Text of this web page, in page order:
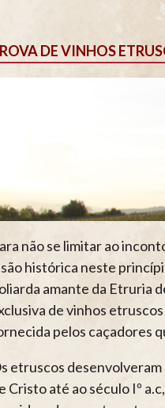
DE VINHOS
não se limitar ao
histórica neste
amante da Etruria
de vinhos
pelos caçadores
etruscos
Cristo até ao século Iº